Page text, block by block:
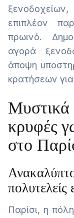
επιπλέον
πρωινό.
αγορά
άποψη
κρατήσεων
Μυστικά
κρυφές
στο
πολυτελείς
Παρίσι, η